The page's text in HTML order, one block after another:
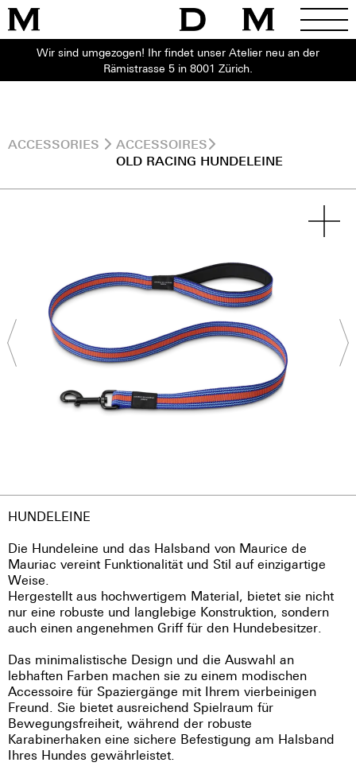
Wir sind umgezogen! Ihr findet unser Atelier neu an der
Rämistrasse 5 in 8001 Zürich.
ACCESSORIES
ACCESSOIRES
OLD RACING HUNDELEINE
HUNDELEINE
Die Hundeleine und das Halsband von Maurice de
Mauriac vereint Funktionalität und Stil auf einzigartige
Weise.
Hergestellt aus hochwertigem Material, bietet sie nicht
nur eine robuste und langlebige Konstruktion, sondern
auch einen angenehmen Griff für den Hundebesitzer.
Das minimalistische Design und die Auswahl an
lebhaften Farben machen sie zu einem modischen
Accessoire für Spaziergänge mit Ihrem vierbeinigen
Freund. Sie bietet ausreichend Spielraum für
Bewegungsfreiheit, während der robuste
Karabinerhaken eine sichere Befestigung am Halsband
Ihres Hundes gewährleistet.